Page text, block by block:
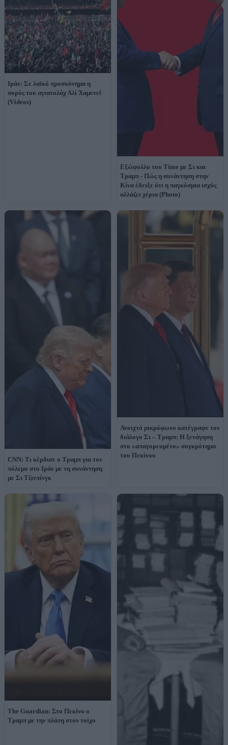
Ιράν: Σε λαϊκό προσκύνημα η
σορός του αγιατολάχ Αλί Χαμενεΐ
(Videos)
Εξώφυλλο του Time με Σι και
Τραμπ - Πώς η συνάντηση στην
Κίνα έδειξε ότι η παγκόσμια ισχύς
αλλάζει χέρια (Photo)
CNN: Τι κέρδισε ο Τραμπ για τον
πόλεμο στο Ιράν με τη συνάντηση
με Σι Τζινπίνγκ
Ανοιχτό μικρόφωνο κατέγραψε τον
διάλογο Σι – Τραμπ: Η ξενάγηση
στο «απαγορευμένο» συγκρότημα
του Πεκίνου
The Guardian: Στο Πεκίνο ο
Τραμπ με την πλάτη στον τοίχο